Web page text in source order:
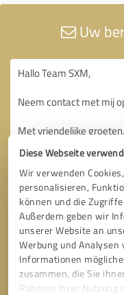
Diese Webseite
Wir verwenden
personalisieren,
können und die
Außerdem geben wir
unserer Website an
Werbung und
Informationen
zusammen, die Sie
Rahmen Ihrer Nutzung
Uw